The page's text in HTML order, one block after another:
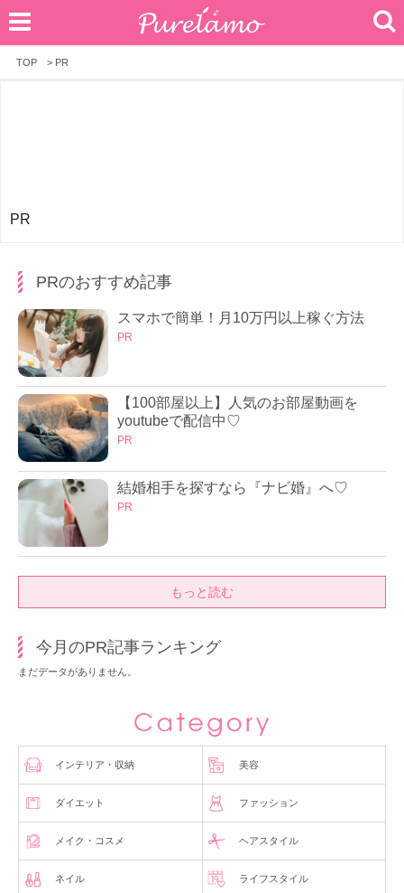
TOP > PR
PR
PRのおすすめ記事
スマホで簡単！月10万円以上稼ぐ方法
PR
【100部屋以上】人気のお部屋動画を
youtubeで配信中♡
PR
結婚相手を探すなら『ナビ婚』へ♡
PR
もっと読む
今月のPR記事ランキング
まだデータがありません。
インテリア・収納 美容
ダイエット ファッション
メイク・コスメ ヘアスタイル
ネイル ライフスタイル